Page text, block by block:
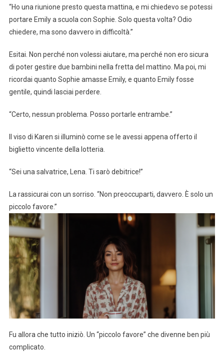
“Ho una riunione presto questa mattina, e mi chiedevo se potessi
portare Emily a scuola con Sophie. Solo questa volta? Odio
chiedere, ma sono davvero in difficoltà.”
Esitai. Non perché non volessi aiutare, ma perché non ero sicura
di poter gestire due bambini nella fretta del mattino. Ma poi, mi
ricordai quanto Sophie amasse Emily, e quanto Emily fosse
gentile, quindi lasciai perdere.
“Certo, nessun problema. Posso portarle entrambe.”
Il viso di Karen si illuminò come se le avessi appena offerto il
biglietto vincente della lotteria.
“Sei una salvatrice, Lena. Ti sarò debitrice!”
La rassicurai con un sorriso. “Non preoccuparti, davvero. È solo un
piccolo favore.”
Fu allora che tutto iniziò. Un “piccolo favore” che divenne ben più
complicato.